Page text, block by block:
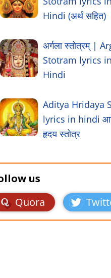
Hindi (अर्थ सहित)
अर्गला स्तोत्रम् |
Stotram lyrics in
Hindi
Aditya Hridaya
lyrics in hindi
हृदय स्तोत्र
us
Quora